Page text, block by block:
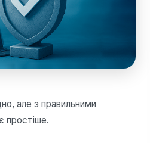
але з правильними
простіше.